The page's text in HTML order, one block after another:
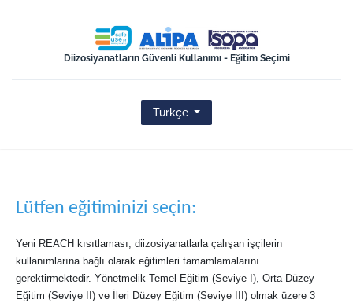
ISOPA-AISBL
Diizosiyanatların Güvenli Kullanımı - Eğitim Seçimi
Türkçe
Lütfen eğitiminizi seçin:
Yeni REACH kısıtlaması, diizosiyanatlarla çalışan işçilerin
kullanımlarına bağlı olarak eğitimleri tamamlamalarını
gerektirmektedir. Yönetmelik Temel Eğitim (Seviye I), Orta Düzey
Eğitim (Seviye II) ve İleri Düzey Eğitim (Seviye III) olmak üzere 3